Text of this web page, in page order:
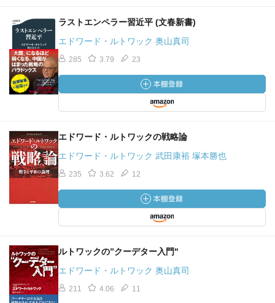
ラストエンペラー習近平 (文春新書)
エドワード・ルトワック 奥山真司
285 3.79 23
エドワード・ルトワックの戦略論
エドワード・ルトワック 武田康裕 塚本勝也
235 3.62 12
ルトワックの”クーデター入門"
エドワード・ルトワック 奥山真司
211 4.06 11